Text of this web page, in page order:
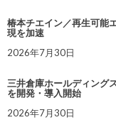
椿本チエイン／再生可能
現を加速
2026年7月30日
三井倉庫ホールディング
を開発・導入開始
2026年7月30日